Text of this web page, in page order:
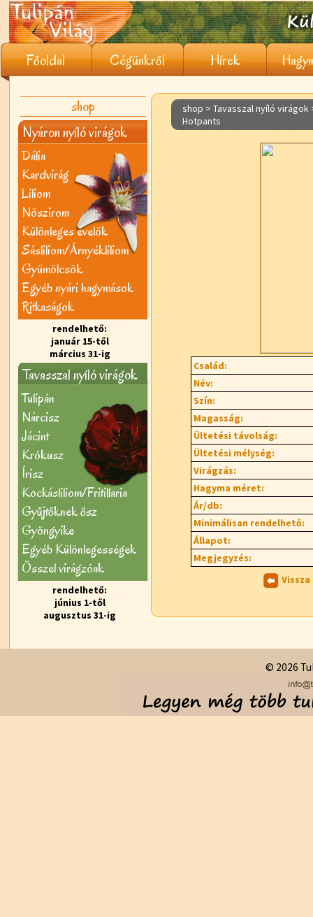
Főoldal Cégünkről Hírek
shop
Nyáron nyíló virágok
Dália
Kardvirág
Liliom
Nõszirom
Különleges évelõk
Sásliliom/Árnyékliliom
Gyümölcsök
Egyéb nyári hagymások
Ritkaságok
rendelhető:
január 15-től
március 31-ig
Tavasszal nyíló virágok
Tulipán
Nárcisz
Jácint
Krókusz
Írisz
Kockásliliom/Fritillaria
Gyűjtőknek ősz
Gyöngyike
Egyéb Különlegességek
Õsszel virágzóak
rendelhető:
június 1-től
augusztus 31-ig
shop > Tavasszal nyíló virágok
Hotpants
Család:
Név:
Szín:
Magasság:
Ültetési távolság:
Ültetési mélység:
Virágzás:
Hagyma méret:
Ár/db:
Minimálisan rendelhető:
Állapot:
Megjegyzés:
© 2026